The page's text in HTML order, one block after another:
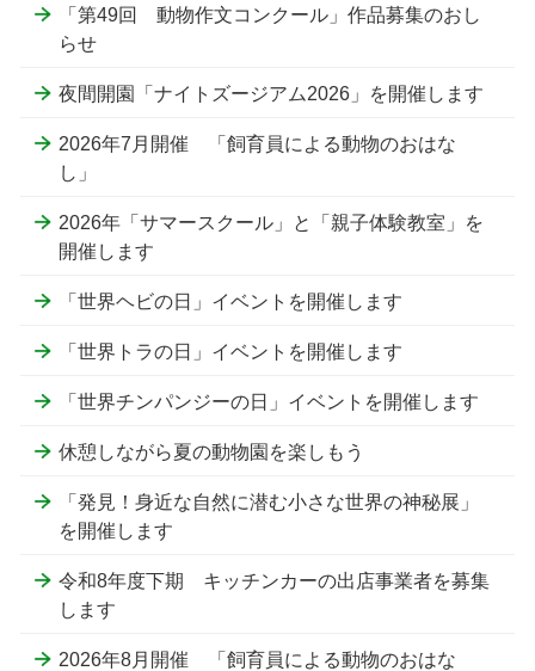
「第49回 動物作文コンクール」作品募集のおし
らせ
夜間開園「ナイトズージアム2026」を開催します
2026年7月開催 「飼育員による動物のおはな
し」
2026年「サマースクール」と「親子体験教室」を
開催します
「世界ヘビの日」イベントを開催します
「世界トラの日」イベントを開催します
「世界チンパンジーの日」イベントを開催します
休憩しながら夏の動物園を楽しもう
「発見！身近な自然に潜む小さな世界の神秘展」
を開催します
令和8年度下期 キッチンカーの出店事業者を募集
します
2026年8月開催 「飼育員による動物のおはな